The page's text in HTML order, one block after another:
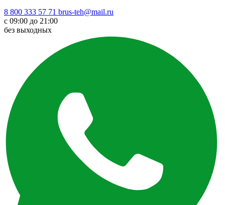
8 800 333 57 71 brus-teh@mail.ru
с 09:00 до 21:00
без выходных